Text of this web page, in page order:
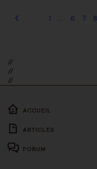
1 … 6 7 8
//
//
//
ACCUEIL
ARTICLES
FORUM